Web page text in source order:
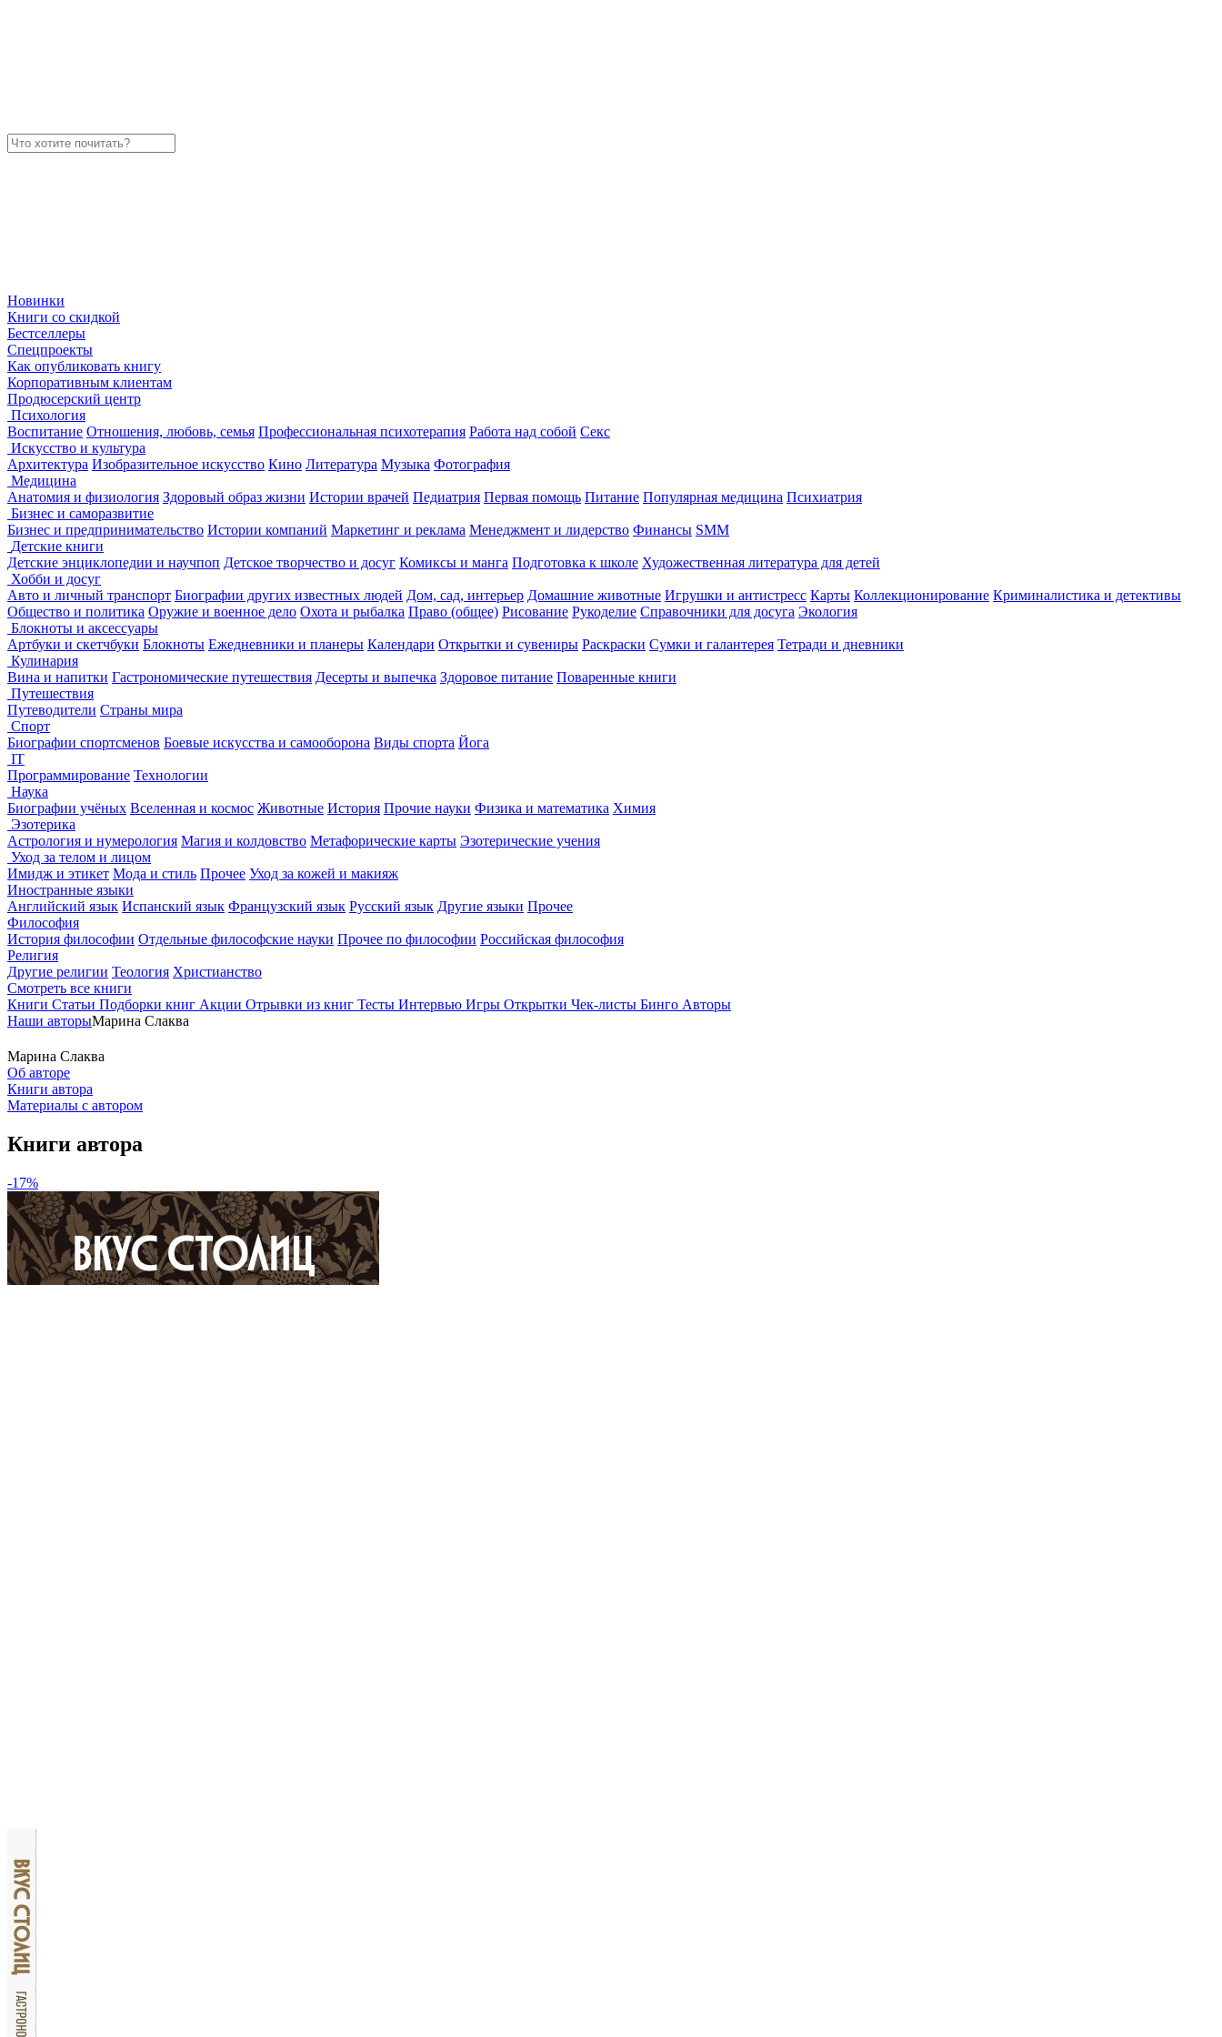
Новинки
Книги со скидкой
Бестселлеры
Спецпроекты
Как опубликовать книгу
Корпоративным клиентам
Продюсерский центр
Психология
Воспитание Отношения, любовь, семья Профессиональная психотерапия Работа над собой Секс
Искусство и культура
Архитектура Изобразительное искусство Кино Литература Музыка Фотография
Медицина
Анатомия и физиология Здоровый образ жизни Истории врачей Педиатрия Первая помощь Питание Популярная медицина Психиатрия
Бизнес и саморазвитие
Бизнес и предпринимательство Истории компаний Маркетинг и реклама Менеджмент и лидерство Финансы SMM
Детские книги
Детские энциклопедии и научпоп Детское творчество и досуг Комиксы и манга Подготовка к школе Художественная литература для детей
Хобби и досуг
Авто и личный транспорт Биографии других известных людей Дом, сад, интерьер Домашние животные Игрушки и антистресс Карты Коллекционирование Криминалистика и детективы
Общество и политика Оружие и военное дело Охота и рыбалка Право (общее) Рисование Рукоделие Справочники для досуга Экология
Блокноты и аксессуары
Артбуки и скетчбуки Блокноты Ежедневники и планеры Календари Открытки и сувениры Раскраски Сумки и галантерея Тетради и дневники
Кулинария
Вина и напитки Гастрономические путешествия Десерты и выпечка Здоровое питание Поваренные книги
Путешествия
Путеводители Страны мира
Спорт
Биографии спортсменов Боевые искусства и самооборона Виды спорта Йога
IT
Программирование Технологии
Наука
Биографии учёных Вселенная и космос Животные История Прочие науки Физика и математика Химия
Эзотерика
Астрология и нумерология Магия и колдовство Метафорические карты Эзотерические учения
Уход за телом и лицом
Имидж и этикет Мода и стиль Прочее Уход за кожей и макияж
Иностранные языки
Английский язык Испанский язык Французский язык Русский язык Другие языки Прочее
Философия
История философии Отдельные философские науки Прочее по философии Российская философия
Религия
Другие религии Теология Христианство
Смотреть все книги
Книги Статьи Подборки книг Акции Отрывки из книг Тесты Интервью Игры Открытки Чек-листы Бинго Авторы
Наши авторыМарина Слаква
Марина Слаква
Об авторе
Книги автора
Материалы с автором
Книги автора
-17%